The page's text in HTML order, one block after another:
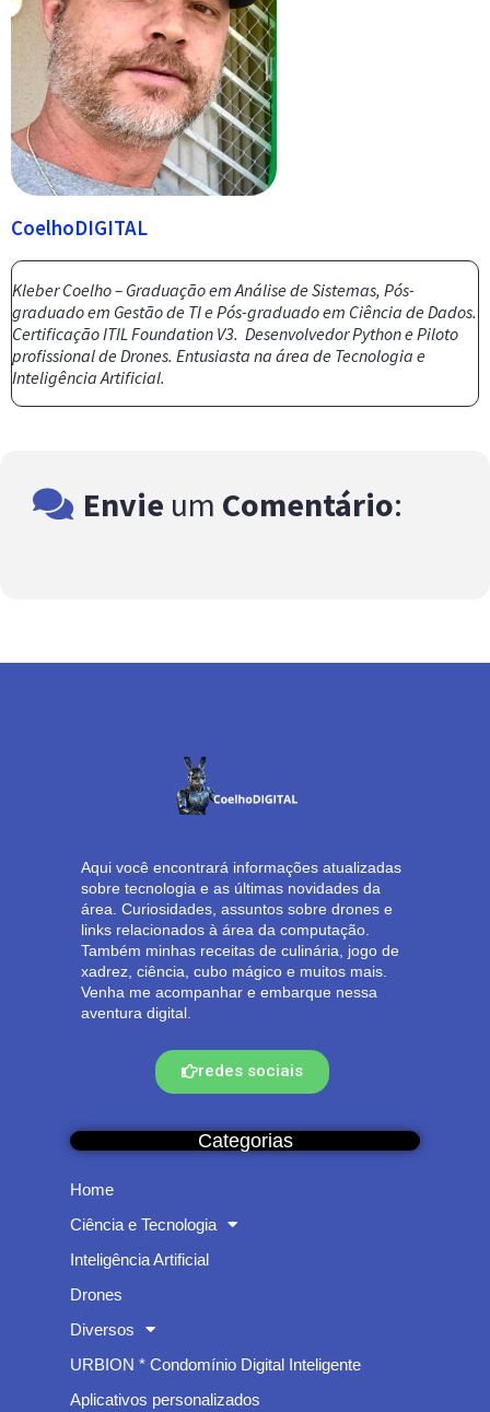
CoelhoDIGITAL
Kleber Coelho – Graduação em Análise de Sistemas, Pós-
graduado em Gestão de TI e Pós-graduado em Ciência de Dados.
Certificação ITIL Foundation V3. Desenvolvedor Python e Piloto
profissional de Drones. Entusiasta na área de Tecnologia e
Inteligência Artificial.
Envie um Comentário:
Aqui você encontrará informações atualizadas
sobre tecnologia e as últimas novidades da
área. Curiosidades, assuntos sobre drones e
links relacionados à área da computação.
Também minhas receitas de culinária, jogo de
xadrez, ciência, cubo mágico e muitos mais.
Venha me acompanhar e embarque nessa
aventura digital.
redes sociais
Categorias
Home
Ciência e Tecnologia
Inteligência Artificial
Drones
Diversos
URBION * Condomínio Digital Inteligente
Aplicativos personalizados